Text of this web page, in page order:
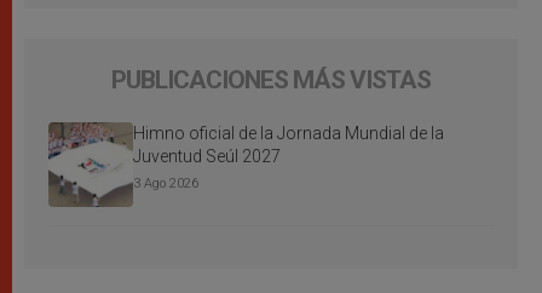
PUBLICACIONES MÁS VISTAS
Himno oficial de la Jornada Mundial de la
Juventud Seúl 2027
3 Ago 2026